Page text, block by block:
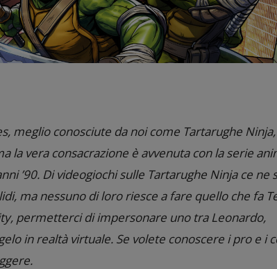
meglio conosciute da noi come Tartarughe
la vera consacrazione è avvenuta con la serie
’90. Di videogiochi sulle Tartarughe Ninja ce ne
ma nessuno di loro riesce a fare quello che fa
permetterci di impersonare uno tra Leonardo,
in realtà virtuale. Se volete conoscere i pro e i